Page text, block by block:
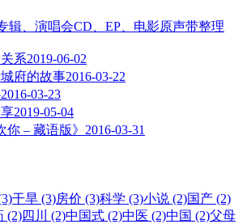
辑、演唱会CD、EP、电影原声带整理
系2019-06-02
府的故事2016-03-22
2016-03-23
2019-05-04
你 – 藏语版》 2016-03-31
干旱 (3)房价 (3)科学 (3)小说 (2)国产 (2)
(2)四川 (2)中国式 (2)中医 (2)中国 (2)父母